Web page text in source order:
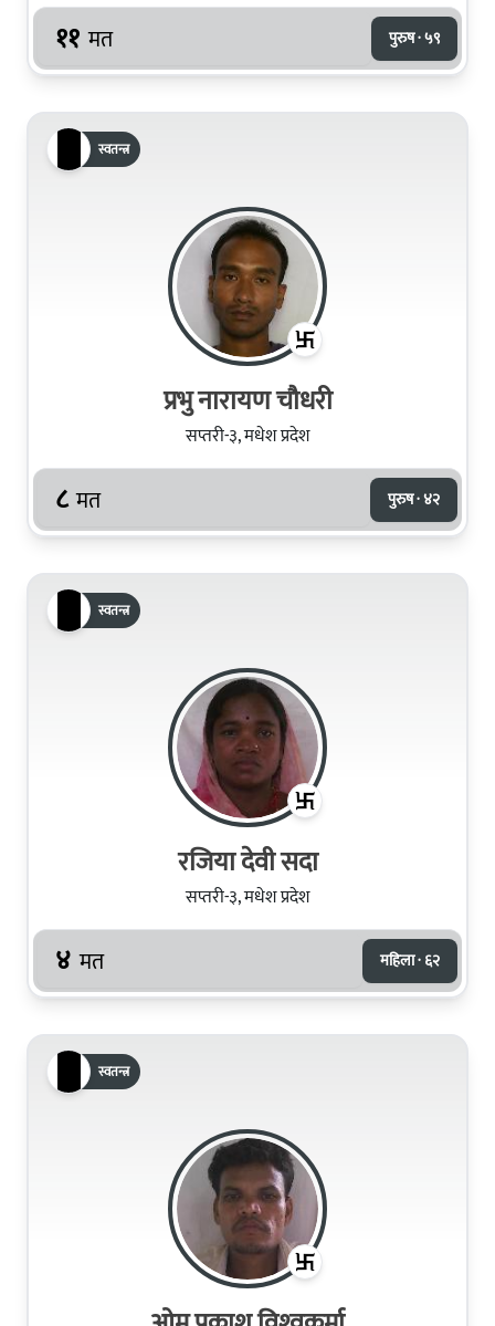
११ मत पुरुष · ५९
स्वतन्त्र
प्रभु नारायण चौधरी
सप्तरी-३, मधेश प्रदेश
८ मत पुरुष · ४२
स्वतन्त्र
रजिया देवी सदा
सप्तरी-३, मधेश प्रदेश
४ मत महिला · ६२
स्वतन्त्र